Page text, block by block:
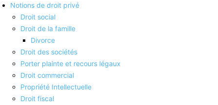
Notions de droit privé
Droit social
Droit de la famille
Divorce
Droit des sociétés
Porter plainte et recours légaux
Droit commercial
Propriété Intellectuelle
Droit fiscal